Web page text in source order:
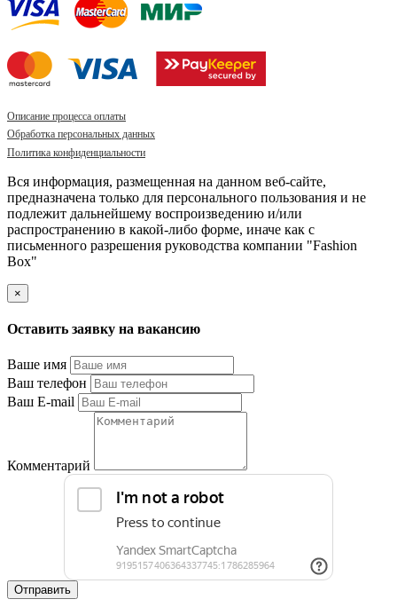
Описание процесса оплаты
Обработка персональных данных
Политика конфиденциальности
Вся информация, размещенная на данном веб-сайте,
предназначена только для персонального пользования и не
подлежит дальнейшему воспроизведению и/или
распространению в какой-либо форме, иначе как с
письменного разрешения руководства компании "Fashion
Box"
×
Оставить заявку на вакансию
Ваше имя
Ваш телефон
Ваш E-mail
Комментарий
Отправить